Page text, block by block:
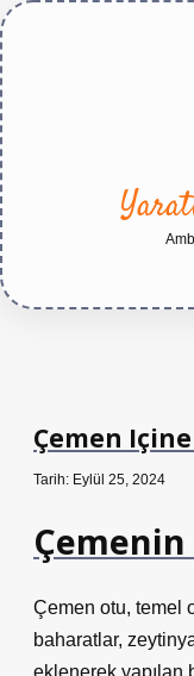
Çemen
Tarih: Eylül 25, 2024
Çemen otu, temel
baharatlar,
eklenerek yapılan